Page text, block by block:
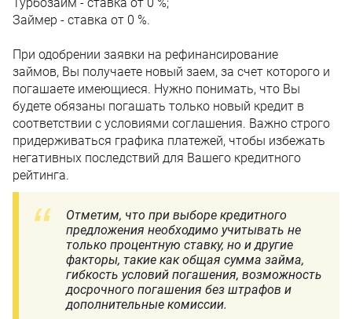
Займер - ставка от 0 %.
При одобрении заявки на рефинансирование
займов, Вы получаете новый заем, за счет которого и
погашаете имеющиеся. Нужно понимать, что Вы
будете обязаны погашать только новый кредит в
соответствии с условиями соглашения. Важно строго
придерживаться графика платежей, чтобы избежать
негативных последствий для Вашего кредитного
рейтинга.
Отметим, что при выборе кредитного
предложения необходимо учитывать не
только процентную ставку, но и другие
факторы, такие как общая сумма займа,
гибкость условий погашения, возможность
досрочного погашения без штрафов и
дополнительные комиссии.